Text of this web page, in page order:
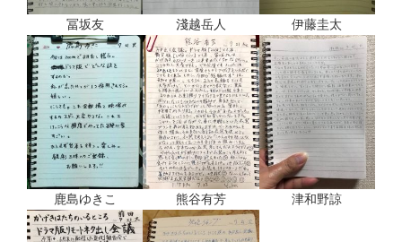
冨坂友 淺越岳人 伊藤圭太
鹿島ゆきこ 熊谷有芳 津和野諒